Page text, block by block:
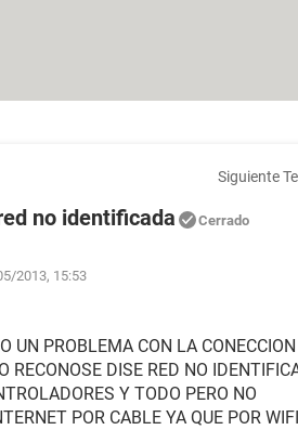
Siguiente
no identificada Cerrado
2013, 15:53
UN PROBLEMA CON LA
RECONOSE DISE RED NO
Y TODO PERO NO
POR CABLE YA QUE POR